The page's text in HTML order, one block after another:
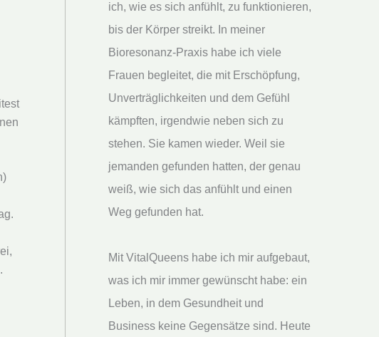
ich, wie es sich anfühlt, zu funktionieren,
bis der Körper streikt. In meiner
Bioresonanz-Praxis habe ich viele
Frauen begleitet, die mit Erschöpfung,
Unverträglichkeiten und dem Gefühl
kämpften, irgendwie neben sich zu
stehen. Sie kamen wieder. Weil sie
jemanden gefunden hatten, der genau
weiß, wie sich das anfühlt und einen
Weg gefunden hat.
Mit VitalQueens habe ich mir aufgebaut,
was ich mir immer gewünscht habe: ein
Leben, in dem Gesundheit und
Business keine Gegensätze sind. Heute